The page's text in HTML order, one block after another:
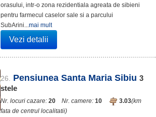
orasului, intr-o zona rezidentiala agreata de sibieni
pentru farmecul caselor sale si a parcului
SubArini...mai mult
Vezi detalii
26. Pensiunea Santa Maria Sibiu 3
stele
Nr. locuri cazare: 20 Nr. camere: 10 3.03(km
fata de centrul localitatii)